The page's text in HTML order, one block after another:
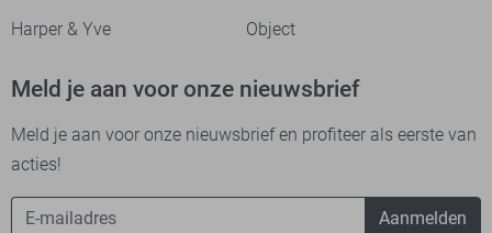
Harper & Yve
Object
Meld je aan voor onze nieuwsbrief
Meld je aan voor onze nieuwsbrief en profiteer als eerste van
acties!
Aanmelden